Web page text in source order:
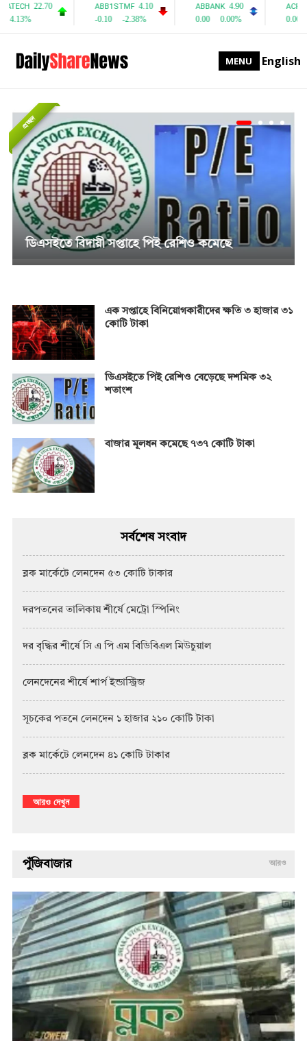
MENU English
এক সপ্তাহে বিনিয়োগকারীদের ক্ষতি ৩ হাজার ৩১
কোটি টাকা
ডিএসইতে পিই রেশিও বেড়েছে দশমিক ৩২
শতাংশ
বাজার মূলধন কমেছে ৭৩৭ কোটি টাকা
প্রচ্ছদ
সর্বশেষ সংবাদ
ব্লক মার্কেটে লেনদেন ৫৩ কোটি টাকার
দরপতনের তালিকায় শীর্ষে মেট্রো স্পিনিং
দর বৃদ্ধির শীর্ষে সি এ পি এম বিডিবিএল মিউচুয়াল
লেনদেনের শীর্ষে শার্প ইন্ডাস্ট্রিজ
সূচকের পতনে লেনদেন ১ হাজার ২১০ কোটি টাকা
ব্লক মার্কেটে লেনদেন ৪১ কোটি টাকার
আরও দেখুন
পুঁজিবাজার আরও